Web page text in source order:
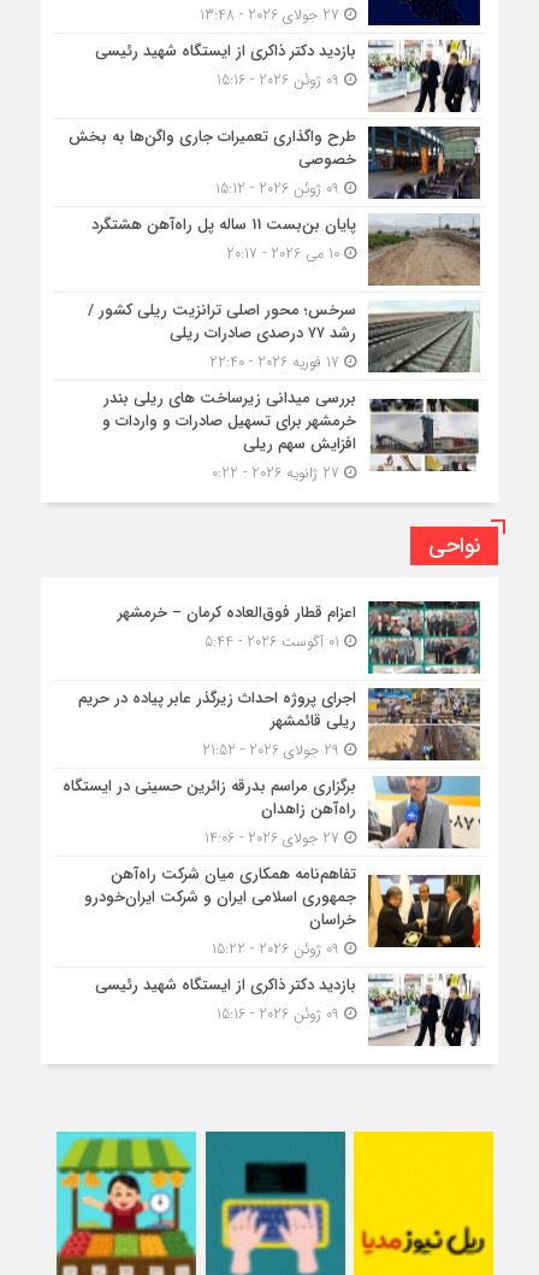
بازدید دکتر ذاکری از ایستگاه شهید رئیسی
طرح واگذاری تعمیرات جاری واگن‌ها به بخش
خصوصی
پایان بن‌بست 11 ساله پل راه‌آهن هشتگرد
10 می 2026 - 20:17
سرخس؛ محور اصلی ترانزیت ریلی کشور /
رشد ۷۷ درصدی صادرات ریلی
بررسی میدانی زیرساخت های ریلی بندر
خرمشهر برای تسهیل صادرات و واردات و
افزایش سهم ریلی
نواحی
اعزام قطار فوق‌العاده کرمان – خرمشهر
اجرای پروژه احداث زیرگذر عابر پیاده در حریم
ریلی قائمشهر
برگزاری مراسم بدرقه زائرین حسینی در ایستگاه
راه‌آهن زاهدان
تفاهم‌نامه همکاری میان شرکت راه‌آهن
جمهوری اسلامی ایران و شرکت ایران‌خودرو
خراسان
بازدید دکتر ذاکری از ایستگاه شهید رئیسی